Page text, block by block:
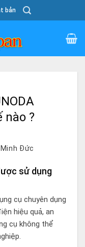
bản
?
Đức
sử dụng
cụ chuyên dụng
hiệu quả, an
cụ không thể